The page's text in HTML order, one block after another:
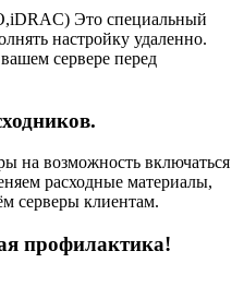
Это специальный
настройку удаленно.
сервере перед
на возможность включаться
расходные материалы,
серверы клиентам.
профилактика!